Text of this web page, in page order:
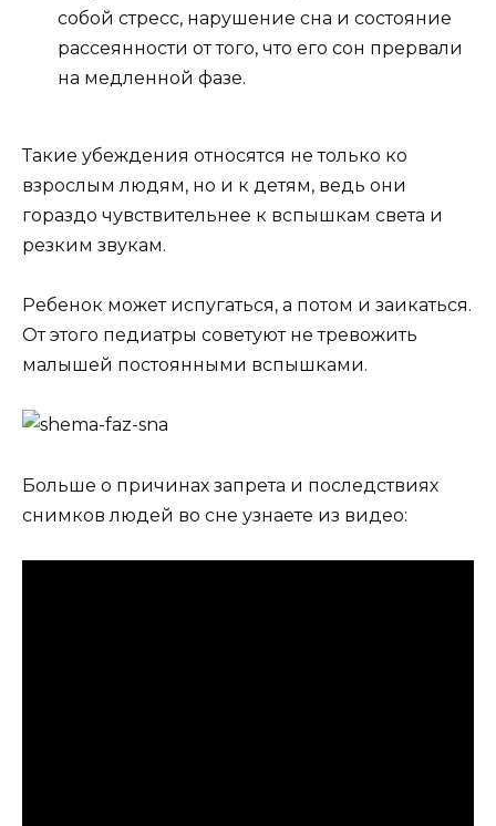
собой стресс, нарушение сна и состояние
рассеянности от того, что его сон прервали
на медленной фазе.
Такие убеждения относятся не только ко
взрослым людям, но и к детям, ведь они
гораздо чувствительнее к вспышкам света и
резким звукам.
Ребенок может испугаться, а потом и заикаться.
От этого педиатры советуют не тревожить
малышей постоянными вспышками.
Больше о причинах запрета и последствиях
снимков людей во сне узнаете из видео: